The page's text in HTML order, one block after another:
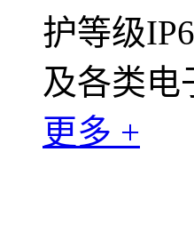
护等级
及各类电
更多 +